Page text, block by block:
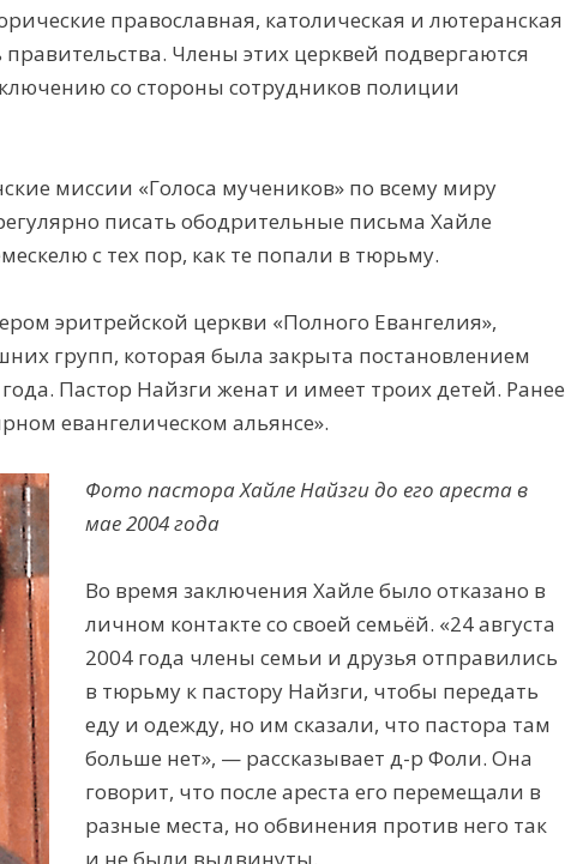
православная, католическая и лютеранская
Члены этих церквей подвергаются
со стороны сотрудников полиции
миссии «Голоса мучеников» по всему миру
писать ободрительные письма Хайле
с тех пор, как те попали в тюрьму.
эритрейской церкви «Полного Евангелия»,
групп, которая была закрыта постановлением
Пастор Найзги женат и имеет троих детей. Ранее
м евангелическом альянсе».
Фото пастора Хайле Найзги до его ареста в
мае 2004 года
Во время заключения Хайле было отказано в
личном контакте со своей семьёй. «24 августа
2004 года члены семьи и друзья отправились
в тюрьму к пастору Найзги, чтобы передать
еду и одежду, но им сказали, что пастора там
больше нет», — рассказывает д-р Фоли. Она
говорит, что после ареста его перемещали в
разные места, но обвинения против него так